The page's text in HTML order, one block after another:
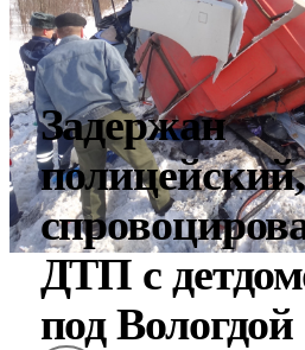
Задержан
полицейский,
ДТП с
под Вологдой